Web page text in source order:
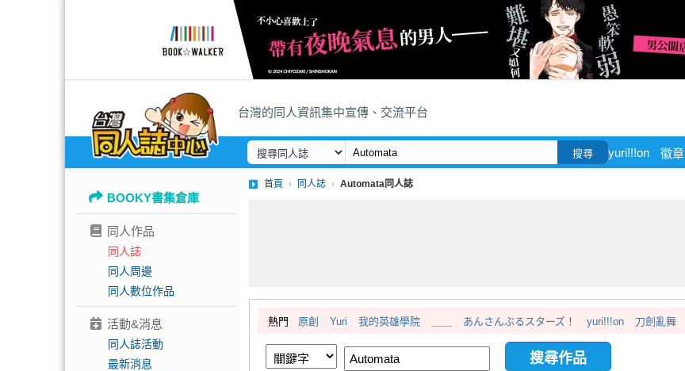
台灣的同人資訊集中宣傳、交流平台
搜尋 yuri!!!on 徽章
BOOKY書集倉庫
同人作品
同人誌
同人周邊
同人數位作品
活動&消息
同人誌活動
最新消息
首頁 同人誌 Automata同人誌
熱門 原創 Yuri 我的英雄學院 あんさんぶるスターズ！ yuri!!!on 刀劍亂舞